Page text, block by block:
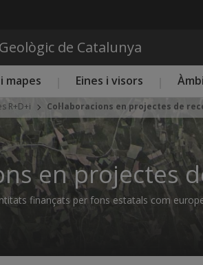
de Catalunya
mapes Eines i visors
R+D+i Col·laboracions en projectes de
en projectes
finançats per fons estatals com